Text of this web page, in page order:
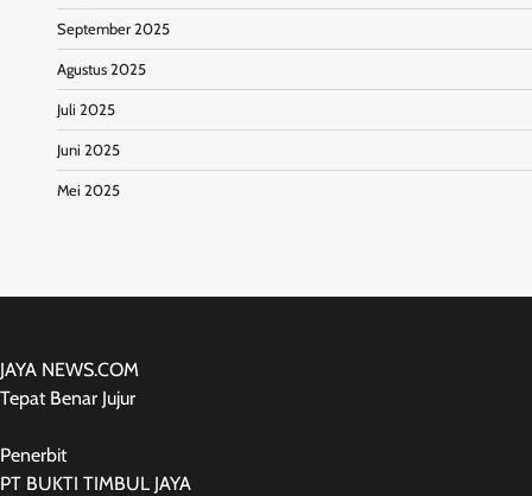
September 2025
Agustus 2025
Juli 2025
Juni 2025
Mei 2025
JAYA NEWS.COM
Tepat Benar Jujur
Penerbit
PT BUKTI TIMBUL JAYA